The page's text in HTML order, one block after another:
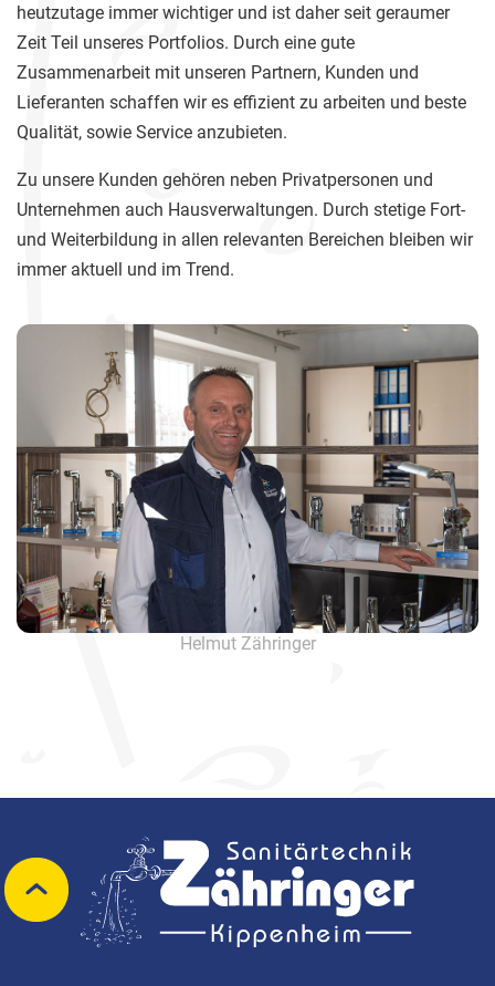
heutzutage immer wichtiger und ist daher seit geraumer
Zeit Teil unseres Portfolios. Durch eine gute
Zusammenarbeit mit unseren Partnern, Kunden und
Lieferanten schaffen wir es effizient zu arbeiten und beste
Qualität, sowie Service anzubieten.
Zu unsere Kunden gehören neben Privatpersonen und
Unternehmen auch Hausverwaltungen. Durch stetige Fort-
und Weiterbildung in allen relevanten Bereichen bleiben wir
immer aktuell und im Trend.
Helmut Zähringer